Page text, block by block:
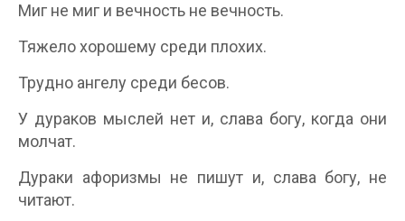
Миг не миг и вечность не вечность.
Тяжело хорошему среди плохих.
Трудно ангелу среди бесов.
У дураков мыслей нет и, слава богу, когда они
молчат.
Дураки афоризмы не пишут и, слава богу, не
читают.